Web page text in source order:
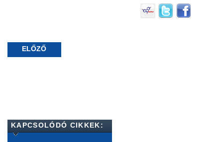
ELŐZŐ
KAPCSOLÓDÓ CIKKEK: